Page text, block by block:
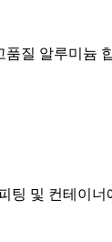
질 알루미늄
팅 및 컨테